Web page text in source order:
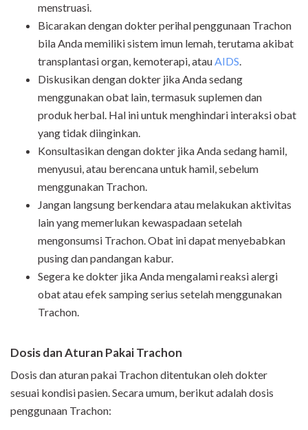
menstruasi.
Bicarakan dengan dokter perihal penggunaan Trachon
bila Anda memiliki sistem imun lemah, terutama akibat
transplantasi organ, kemoterapi, atauAIDS.
Diskusikan dengan dokter jika Anda sedang
menggunakan obat lain, termasuk suplemen dan
produk herbal. Hal ini untuk menghindari interaksi obat
yang tidak diinginkan.
Konsultasikan dengan dokter jika Anda sedang hamil,
menyusui, atau berencana untuk hamil, sebelum
menggunakan Trachon.
Jangan langsung berkendara atau melakukan aktivitas
lain yang memerlukan kewaspadaan setelah
mengonsumsi Trachon. Obat ini dapat menyebabkan
pusing dan pandangan kabur.
Segera ke dokter jika Anda mengalami reaksi alergi
obat atau efek samping serius setelah menggunakan
Trachon.
Dosis dan Aturan Pakai Trachon
Dosis dan aturan pakai Trachon ditentukan oleh dokter
sesuai kondisi pasien. Secara umum, berikut adalah dosis
penggunaan Trachon: